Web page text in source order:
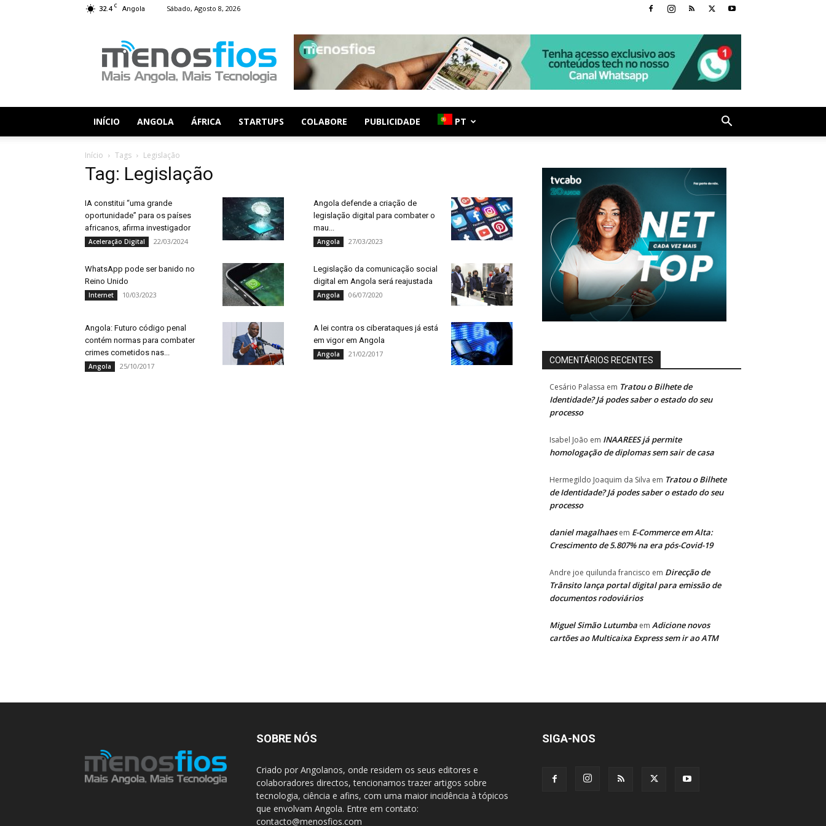
32.4 C Angola Sábado, Agosto 8, 2026
Fios
INÍCIO ANGOLA ÁFRICA STARTUPS COLABORE PUBLICIDADE PT
Início Tags Legislação
Tag: Legislação
IA constitui “uma grande
oportunidade” para os países
africanos, afirma investigador
Aceleração Digital 22/03/2024
Angola defende a criação de
legislação digital para combater o
mau...
Angola 27/03/2023
WhatsApp pode ser banido no
Reino Unido
Internet 10/03/2023
Legislação da comunicação social
digital em Angola será reajustada
Angola 06/07/2020
Angola: Futuro código penal
contém normas para combater
crimes cometidos nas...
Angola 25/10/2017
A lei contra os ciberataques já está
em vigor em Angola
Angola 21/02/2017
COMENTÁRIOS RECENTES
Cesário Palassa em Tratou o Bilhete de
Identidade? Já podes saber o estado do seu
processo
Isabel João em INAAREES já permite
homologação de diplomas sem sair de casa
Hermegildo Joaquim da Silva em Tratou o Bilhete
de Identidade? Já podes saber o estado do seu
processo
daniel magalhaesem E-Commerce em Alta:
Crescimento de 5.807% na era pós-Covid-19
Andre joe quilunda francisco em Direcção de
Trânsito lança portal digital para emissão de
documentos rodoviários
Miguel Simão Lutumba em Adicione novos
cartões ao Multicaixa Express sem ir ao ATM
SOBRE NÓS
Criado por Angolanos, onde residem os seus editores e
colaboradores directos, tencionamos trazer artigos sobre
tecnologia, ciência e afins, com uma maior incidência à tópicos
que envolvam Angola. Entre em contato:
contacto@menosfios.com
SIGA-NOS